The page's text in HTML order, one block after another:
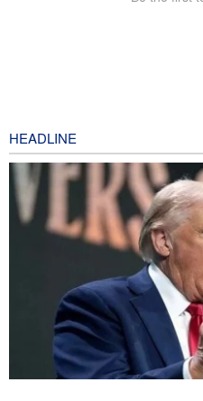
HEADLINE